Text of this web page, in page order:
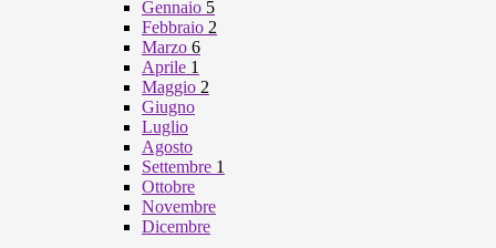
Gennaio 5
Febbraio 2
Marzo 6
Aprile 1
Maggio 2
Giugno
Luglio
Agosto
Settembre 1
Ottobre
Novembre
Dicembre